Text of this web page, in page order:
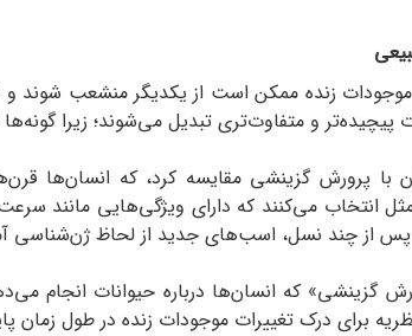
زنده ممکن است از یکدیگر منشعب شوند و
پیچیده‌تر و متفاوت‌تری تبدیل می‌شوند؛ زیرا
با پرورش گزینشی مقایسه کرد، که انسان‌ها
انتخاب می‌کنند که دارای ویژگی‌هایی مانند
از چند نسل، اسب‌های جدید از لحاظ ژن‌شناسی
گزینشی» که انسان‌ها درباره حیوانات
برای درک تغییرات موجودات زنده در طول زمان